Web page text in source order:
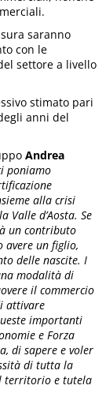
saranno
con le
settore a livello
stimato pari
anni del
Andrea
poniamo
alla crisi
Valle d’Aosta. Se
un contributo
avere un figlio,
delle nascite. I
modalità di
il commercio
attivare
importanti
e Forza
di sapere e voler
di tutta la
territorio e tutela